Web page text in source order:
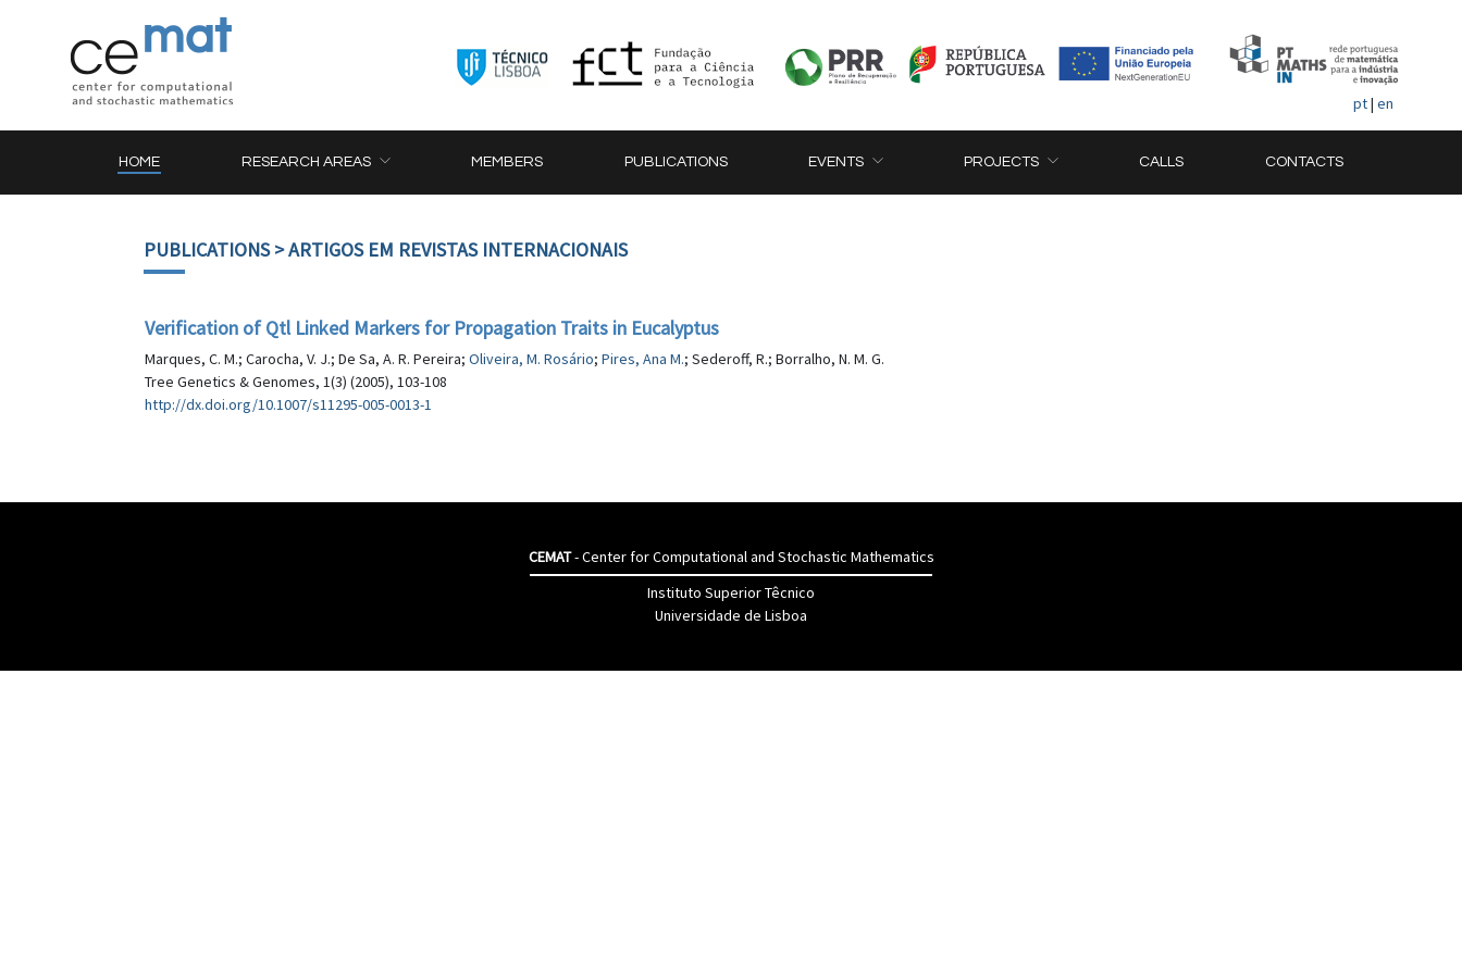
pt| en
HOME RESEARCH AREAS MEMBERS PUBLICATIONS EVENTS PROJECTS CALLS CONTACTS
PUBLICATIONS> ARTIGOS EM REVISTAS INTERNACIONAIS
Verification of Qtl Linked Markers for Propagation Traits in Eucalyptus
Marques, C. M.; Carocha, V. J.; De Sa, A. R. Pereira; Oliveira, M. Rosário; Pires, Ana M.; Sederoff, R.; Borralho, N. M. G.
Tree Genetics & Genomes, 1(3) (2005), 103-108
http://dx.doi.org/10.1007/s11295-005-0013-1
CEMAT- Center for Computational and Stochastic Mathematics
Instituto Superior Têcnico
Universidade de Lisboa